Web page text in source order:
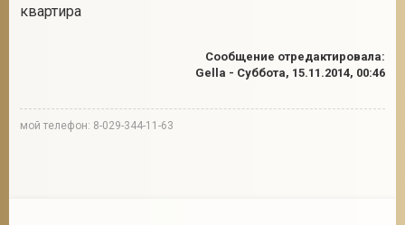
квартира
Сообщение отредактировала:
Gella - Суббота, 15.11.2014, 00:46
мой телефон: 8-029-344-11-63